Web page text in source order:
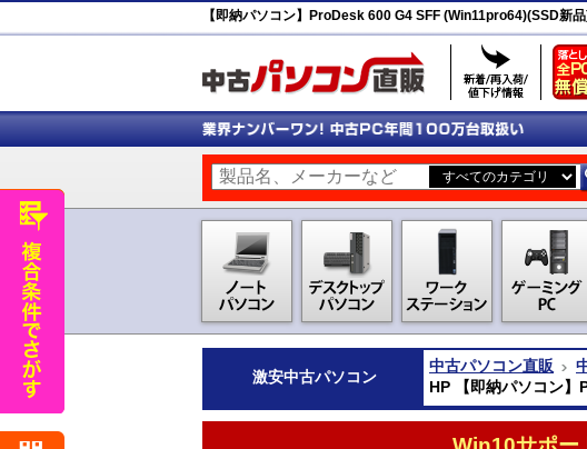
【即納パソコン】ProDesk 600 G4 SFF (Win11pro64)(SSD
激安中古パソコン
中古パソコン直販
HP 【即納パソコン